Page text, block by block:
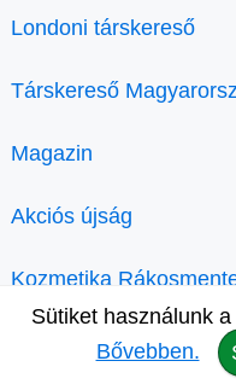
Londoni társkereső
Társkereső
Magazin
Akciós újság
Kozmetika
Sütiket használunk
Bővebben.